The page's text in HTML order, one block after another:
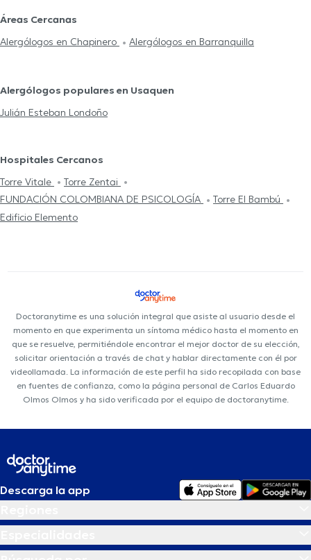
Áreas Cercanas
Alergólogos en Chapinero
Alergólogos en Barranquilla
Alergólogos populares en Usaquen
Julián Esteban Londoño
Hospitales Cercanos
Torre Vitale
Torre Zentai
FUNDACIÓN COLOMBIANA DE PSICOLOGÍA
Torre El Bambú
Edificio Elemento
Doctoranytime es una solución integral que asiste al usuario desde el
momento en que experimenta un síntoma médico hasta el momento en
que se resuelve, permitiéndole encontrar el mejor doctor de su elección,
solicitar orientación a través de chat y hablar directamente con él por
videollamada. La información de este perfil ha sido recopilada con base
en fuentes de confianza, como la página personal de Carlos Eduardo
Olmos Olmos y ha sido verificada por el equipo de doctoranytime.
Descarga la app